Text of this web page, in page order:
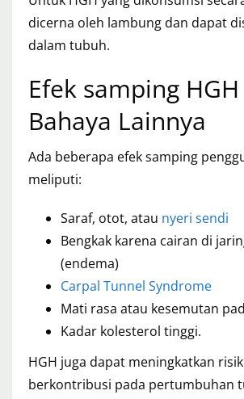
dicerna oleh lambung dan dapat
dalam tubuh.
Efek samping
Bahaya Lainnya
Ada beberapa efek samping
meliputi:
Saraf, otot, atau nyeri sendi
Bengkak karena cairan di
(endema)
Carpal Tunnel Syndrome
Mati rasa atau kesemutan
Kadar kolesterol tinggi.
HGH juga dapat meningkatkan
berkontribusi pada pertumbuhan